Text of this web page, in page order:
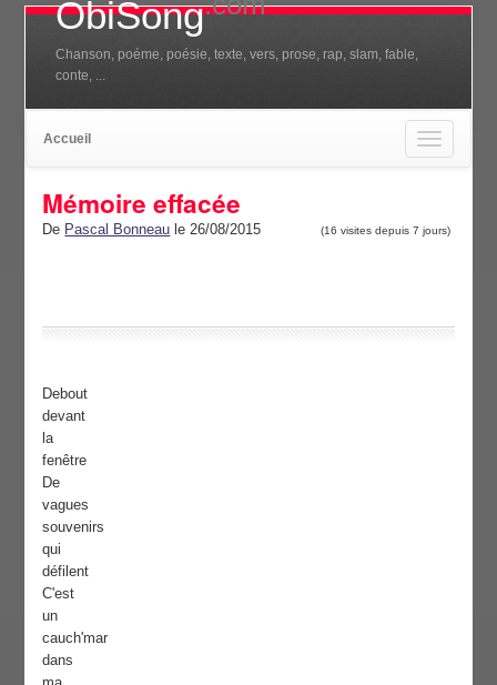
ObiSong
Chanson, poéme, poésie, texte, vers, prose, rap, slam, fable,
conte, ...
Toggle
navigation
Accueil
Mémoire effacée
De Pascal Bonneau le 26/08/2015 (16 visites depuis 7 jours)
Debout
devant
la
fenêtre
De
vagues
souvenirs
qui
défilent
C'est
un
cauch'mar
dans